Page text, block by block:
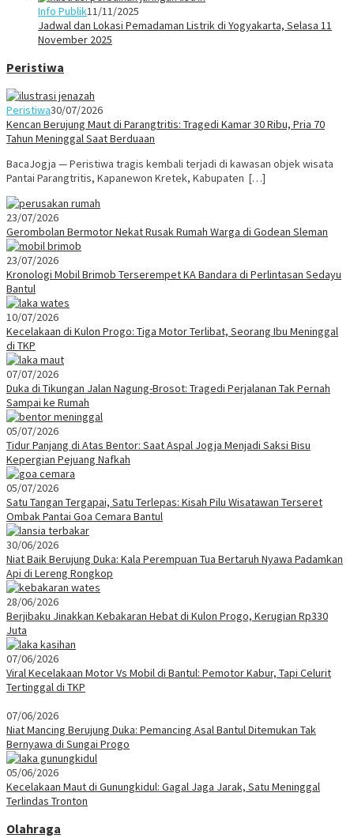
Info Publik11/11/2025
Jadwal dan Lokasi Pemadaman Listrik di Yogyakarta, Selasa 11
November 2025
Peristiwa
Peristiwa30/07/2026
Kencan Berujung Maut di Parangtritis: Tragedi Kamar 30 Ribu, Pria 70
Tahun Meninggal Saat Berduaan
BacaJogja — Peristiwa tragis kembali terjadi di kawasan objek wisata
Pantai Parangtritis, Kapanewon Kretek, Kabupaten […]
23/07/2026
Gerombolan Bermotor Nekat Rusak Rumah Warga di Godean Sleman
23/07/2026
Kronologi Mobil Brimob Terserempet KA Bandara di Perlintasan Sedayu
Bantul
10/07/2026
Kecelakaan di Kulon Progo: Tiga Motor Terlibat, Seorang Ibu Meninggal
di TKP
07/07/2026
Duka di Tikungan Jalan Nagung-Brosot: Tragedi Perjalanan Tak Pernah
Sampai ke Rumah
05/07/2026
Tidur Panjang di Atas Bentor: Saat Aspal Jogja Menjadi Saksi Bisu
Kepergian Pejuang Nafkah
05/07/2026
Satu Tangan Tergapai, Satu Terlepas: Kisah Pilu Wisatawan Terseret
Ombak Pantai Goa Cemara Bantul
30/06/2026
Niat Baik Berujung Duka: Kala Perempuan Tua Bertaruh Nyawa Padamkan
Api di Lereng Rongkop
28/06/2026
Berjibaku Jinakkan Kebakaran Hebat di Kulon Progo, Kerugian Rp330
Juta
07/06/2026
Viral Kecelakaan Motor Vs Mobil di Bantul: Pemotor Kabur, Tapi Celurit
Tertinggal di TKP
07/06/2026
Niat Mancing Berujung Duka: Pemancing Asal Bantul Ditemukan Tak
Bernyawa di Sungai Progo
05/06/2026
Kecelakaan Maut di Gunungkidul: Gagal Jaga Jarak, Satu Meninggal
Terlindas Tronton
Olahraga